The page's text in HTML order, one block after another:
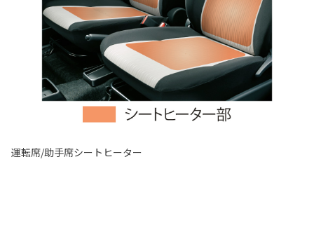
運転席/助手席シートヒーター